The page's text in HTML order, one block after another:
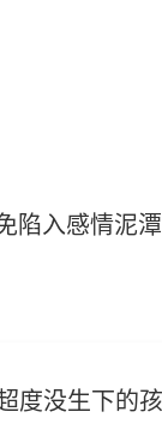
陷入感情泥潭
度没生下的